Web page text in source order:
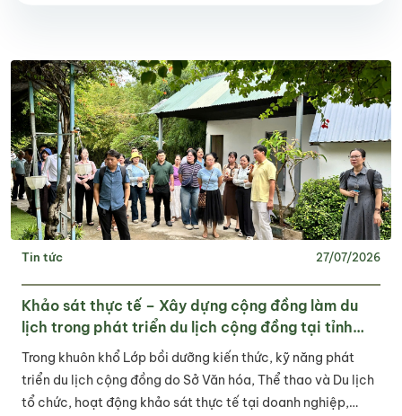
Tin tức 27/07/2026
Khảo sát thực tế – Xây dựng cộng đồng làm du
lịch trong phát triển du lịch cộng đồng tại tỉnh
Tây Ninh
Trong khuôn khổ Lớp bồi dưỡng kiến thức, kỹ năng phát
triển du lịch cộng đồng do Sở Văn hóa, Thể thao và Du lịch
tổ chức, hoạt động khảo sát thực tế tại doanh nghiệp,